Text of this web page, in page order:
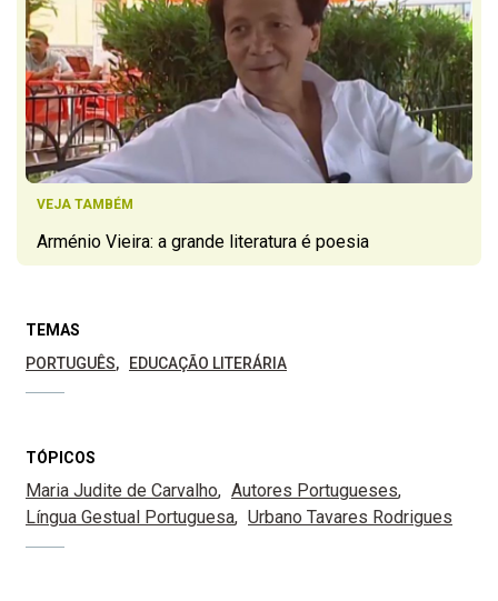
VEJA TAMBÉM
Arménio Vieira: a grande literatura é poesia
TEMAS
PORTUGUÊS
EDUCAÇÃO LITERÁRIA
TÓPICOS
Maria Judite de Carvalho
Autores Portugueses
Língua Gestual Portuguesa
Urbano Tavares Rodrigues